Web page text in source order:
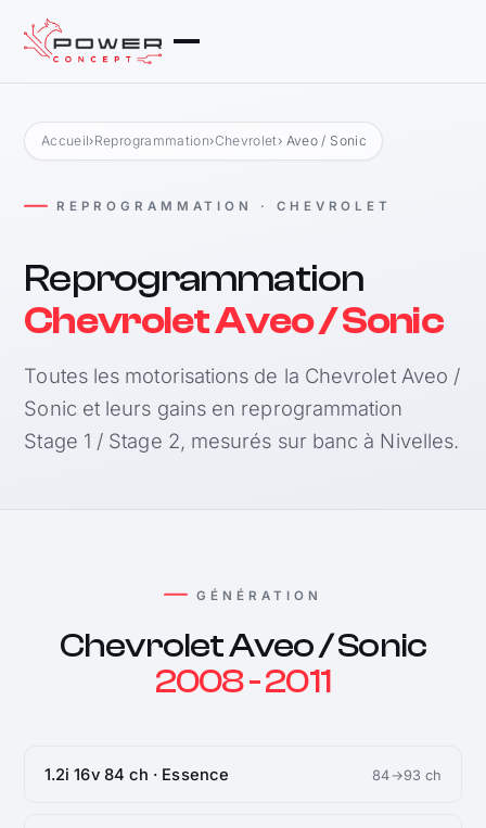
Accueil›Reprogrammation›Chevrolet› Aveo / Sonic
REPROGRAMMATION · CHEVROLET
Reprogrammation
Chevrolet Aveo / Sonic
Toutes les motorisations de la Chevrolet Aveo /
Sonic et leurs gains en reprogrammation
Stage 1 / Stage 2, mesurés sur banc à Nivelles.
GÉNÉRATION
Chevrolet Aveo / Sonic
2008 - 2011
1.2i 16v 84 ch · Essence 84→93 ch